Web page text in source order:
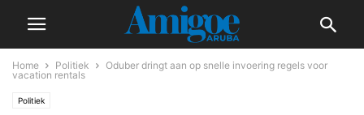
Home Politiek
Oduber dringt aan op snelle invoering regels voor
vacation rentals
Politiek